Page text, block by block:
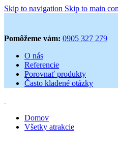
Skip to navigation Skip to main
Pomôžeme vám: 0905 327 279
O nás
Referencie
Porovnať produkty
Často kladené otázky
Domov
Všetky atrakcie